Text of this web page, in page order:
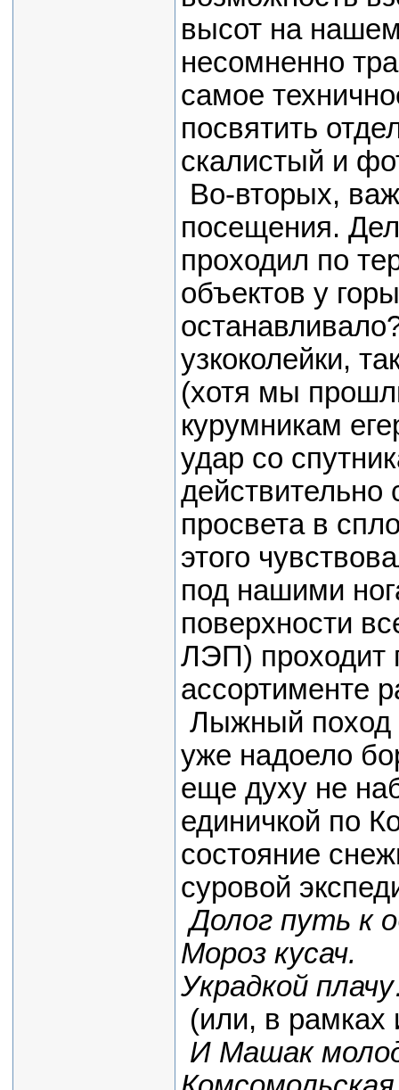
высот на
несомненно
самое
посвятить
скалистый и
Во-вторых,
посещения.
проходил по
объектов у
узкоколейки,
(хотя мы
курумникам
удар со
действительно
просвета в
этого
под нашими
поверхности
ЛЭП) проходит
ассортименте
Лыжный поход
уже надоело
еще духу не
единичкой по
состояние
суровой
Долог путь к
Мороз кусач.
Украдкой
(или, в рамках
И Машак